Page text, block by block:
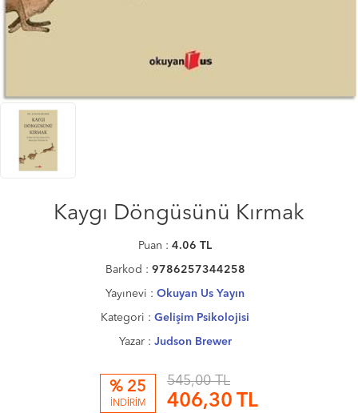
Kaygı Döngüsünü Kırmak
Puan : 4.06 TL
Barkod : 9786257344258
Yayınevi : Okuyan Us Yayın
Kategori : Gelişim Psikolojisi
Yazar : Judson Brewer
% 25
İNDİRİM
545,00 TL
406,30 TL